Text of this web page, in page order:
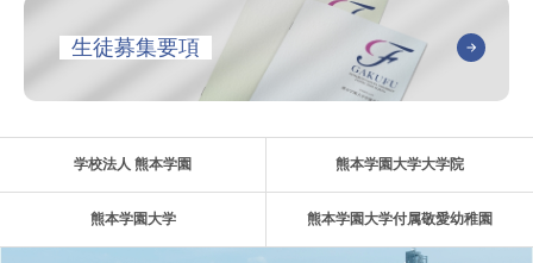
生徒募集要項
学校法人 熊本学園 熊本学園大学大学院
熊本学園大学 熊本学園大学付属敬愛幼稚園